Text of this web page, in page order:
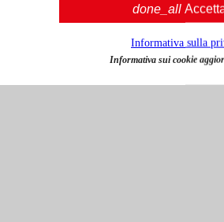
done_all
Informativa sulla
Informativa sui cookie